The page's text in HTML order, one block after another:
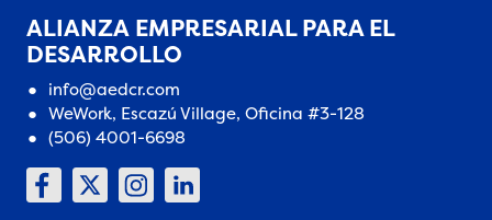
ALIANZA EMPRESARIAL PARA EL
DESARROLLO
info@aedcr.com
WeWork, Escazú Village, Oficina #3-128
(506) 4001-6698